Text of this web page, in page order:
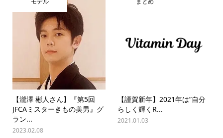
【瀧澤 彬人さん】『第5回
JFCAミスターきもの美男』グ
ラン...
2023.02.08
【謹賀新年】2021年は”自分
らしく輝くR...
2021.01.03